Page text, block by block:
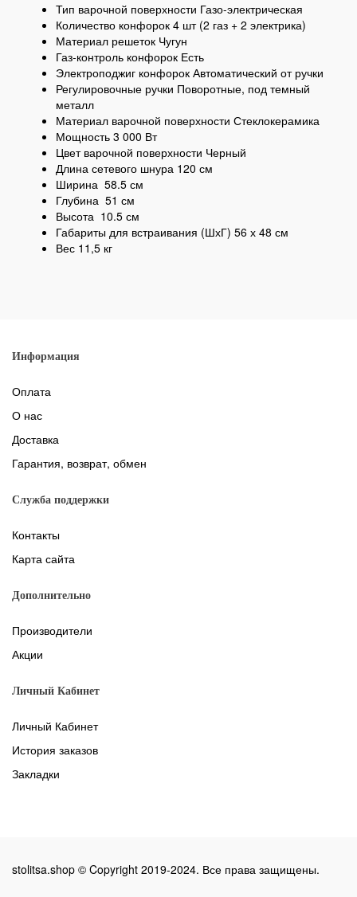
Тип варочной поверхности Газо-электрическая
Количество конфорок 4 шт (2 газ + 2 электрика)
Материал решеток Чугун
Газ-контроль конфорок Есть
Электроподжиг конфорок Автоматический от ручки
Регулировочные ручки Поворотные, под темный
металл
Материал варочной поверхности Стеклокерамика
Мощность 3 000 Вт
Цвет варочной поверхности Черный
Длина сетевого шнура 120 см
Ширина 58.5 см
Глубина 51 см
Высота 10.5 см
Габариты для встраивания (ШхГ) 56 х 48 см
Вес 11,5 кг
Информация
Оплата
О нас
Доставка
Гарантия, возврат, обмен
Служба поддержки
Контакты
Карта сайта
Дополнительно
Производители
Акции
Личный Кабинет
Личный Кабинет
История заказов
Закладки
stolitsa.shop © Copyright 2019-2024. Все права защищены.